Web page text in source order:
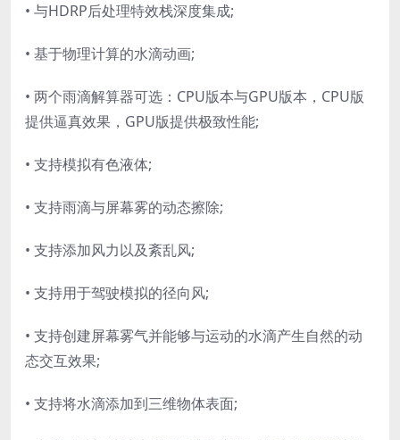
• 与HDRP后处理特效栈深度集成;
• 基于物理计算的水滴动画;
• 两个雨滴解算器可选：CPU版本与GPU版本，CPU版
提供逼真效果，GPU版提供极致性能;
• 支持模拟有色液体;
• 支持雨滴与屏幕雾的动态擦除;
• 支持添加风力以及紊乱风;
• 支持用于驾驶模拟的径向风;
• 支持创建屏幕雾气并能够与运动的水滴产生自然的动
态交互效果;
• 支持将水滴添加到三维物体表面;